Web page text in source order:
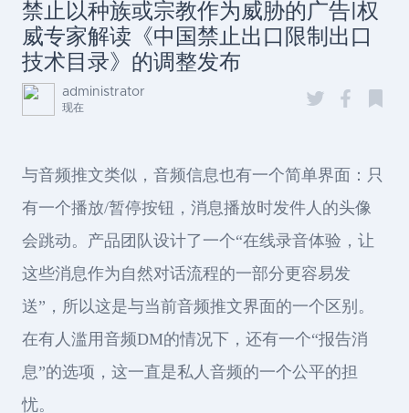
禁止以种族或宗教作为威胁的广告|权
威专家解读《中国禁止出口限制出口
技术目录》的调整发布
administrator
现在
与音频推文类似，音频信息也有一个简单界面：只
有一个播放/暂停按钮，消息播放时发件人的头像
会跳动。产品团队设计了一个“在线录音体验，让
这些消息作为自然对话流程的一部分更容易发
送”，所以这是与当前音频推文界面的一个区别。
在有人滥用音频DM的情况下，还有一个“报告消
息”的选项，这一直是私人音频的一个公平的担
忧。